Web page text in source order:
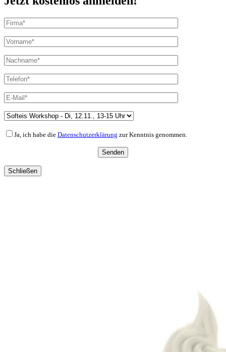
Ja, ich habe die Datenschutzerklärung zur Kenntnis genommen.
Schließen